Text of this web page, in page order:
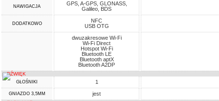
NAWIGACJA
GPS, A-GPS, GLONASS,
Galileo, BDS
DODATKOWO
NFC
USB OTG
dwuzakresowe Wi-Fi
Wi-Fi Direct
Hotspot Wi-Fi
Bluetooth LE
Bluetooth aptX
Bluetooth A2DP
DŹWIĘK
GŁOŚNIKI 1
GNIAZDO 3,5MM jest